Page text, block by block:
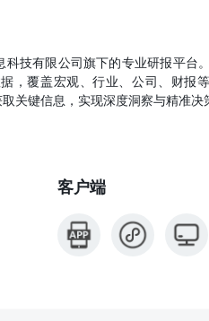
科技有限公司旗下的专业研报平台
，覆盖宏观、行业、公司、财报
关键信息，实现深度洞察与精准决
客户端